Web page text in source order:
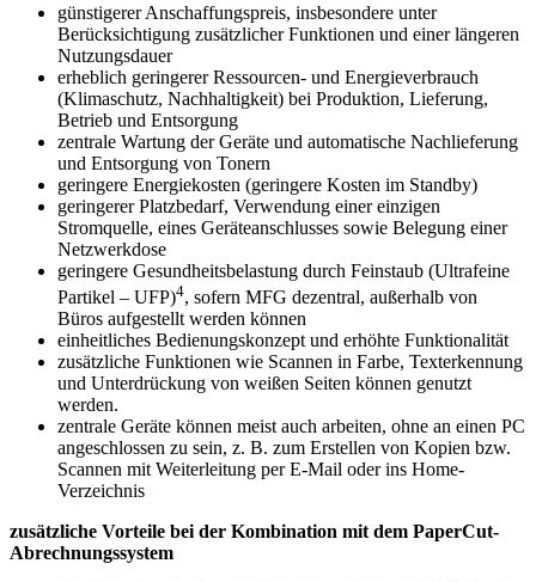
günstigerer Anschaffungspreis, insbesondere unter
Berücksichtigung zusätzlicher Funktionen und einer längeren
Nutzungsdauer
erheblich geringerer Ressourcen- und Energieverbrauch
(Klimaschutz, Nachhaltigkeit) bei Produktion, Lieferung,
Betrieb und Entsorgung
zentrale Wartung der Geräte und automatische Nachlieferung
und Entsorgung von Tonern
geringere Energiekosten (geringere Kosten im Standby)
geringerer Platzbedarf, Verwendung einer einzigen
Stromquelle, eines Geräteanschlusses sowie Belegung einer
Netzwerkdose
geringere Gesundheitsbelastung durch Feinstaub (Ultrafeine
Partikel – UFP)4, sofern MFG dezentral, außerhalb von
Büros aufgestellt werden können
einheitliches Bedienungskonzept und erhöhte Funktionalität
zusätzliche Funktionen wie Scannen in Farbe, Texterkennung
und Unterdrückung von weißen Seiten können genutzt
werden.
zentrale Geräte können meist auch arbeiten, ohne an einen PC
angeschlossen zu sein, z. B. zum Erstellen von Kopien bzw.
Scannen mit Weiterleitung per E-Mail oder ins Home-
Verzeichnis
zusätzliche Vorteile bei der Kombination mit dem PaperCut-
Abrechnungssystem